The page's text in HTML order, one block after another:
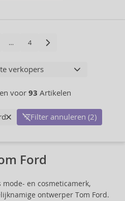
… 4
voor 93 Artikelen
Filter annuleren (2)
Ford
mode- en cosmeticamerk,
ontwerper Tom Ford.